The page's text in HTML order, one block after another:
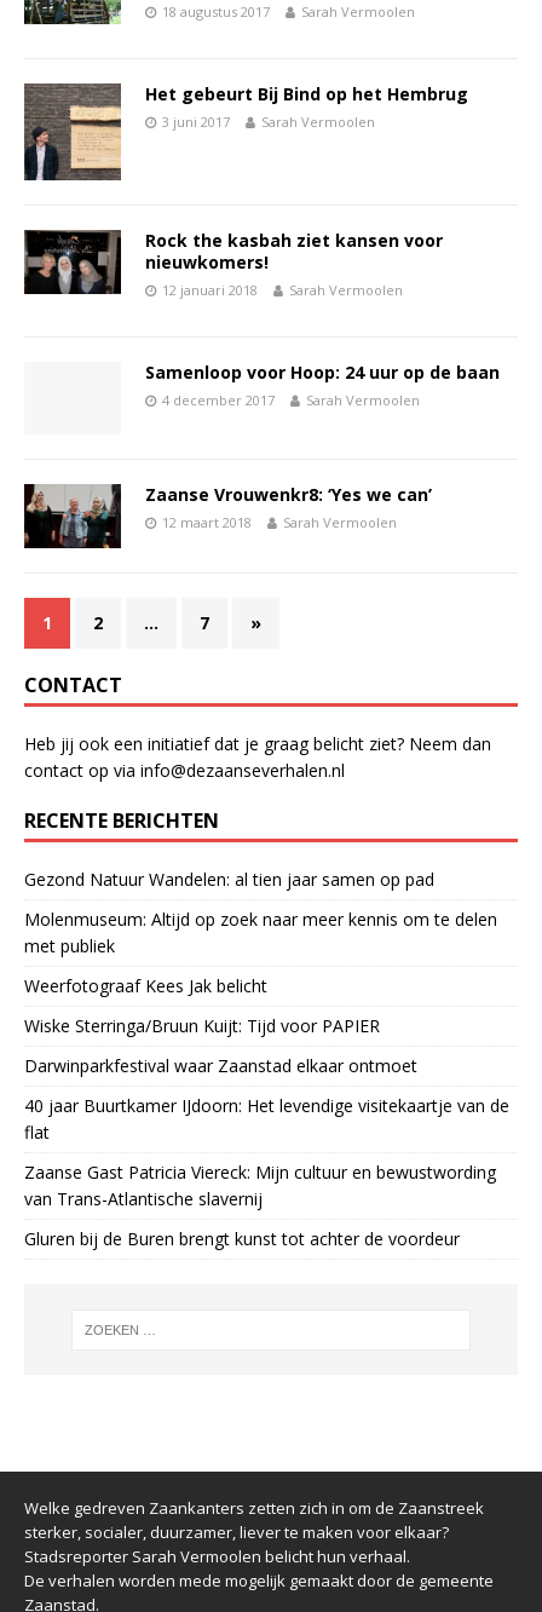
18 augustus 2017 Sarah Vermoolen
Het gebeurt Bij Bind op het Hembrug
3 juni 2017 Sarah Vermoolen
Rock the kasbah ziet kansen voor
nieuwkomers!
12 januari 2018 Sarah Vermoolen
Samenloop voor Hoop: 24 uur op de baan
4 december 2017 Sarah Vermoolen
Zaanse Vrouwenkr8: ‘Yes we can’
12 maart 2018 Sarah Vermoolen
1 2 … 7 »
CONTACT
Heb jij ook een initiatief dat je graag belicht ziet? Neem dan
contact op via info@dezaanseverhalen.nl
RECENTE BERICHTEN
Gezond Natuur Wandelen: al tien jaar samen op pad
Molenmuseum: Altijd op zoek naar meer kennis om te delen
met publiek
Weerfotograaf Kees Jak belicht
Wiske Sterringa/Bruun Kuijt: Tijd voor PAPIER
Darwinparkfestival waar Zaanstad elkaar ontmoet
40 jaar Buurtkamer IJdoorn: Het levendige visitekaartje van de
flat
Zaanse Gast Patricia Viereck: Mijn cultuur en bewustwording
van Trans-Atlantische slavernij
Gluren bij de Buren brengt kunst tot achter de voordeur
Welke gedreven Zaankanters zetten zich in om de Zaanstreek
sterker, socialer, duurzamer, liever te maken voor elkaar?
Stadsreporter Sarah Vermoolen belicht hun verhaal.
De verhalen worden mede mogelijk gemaakt door de gemeente
Zaanstad.